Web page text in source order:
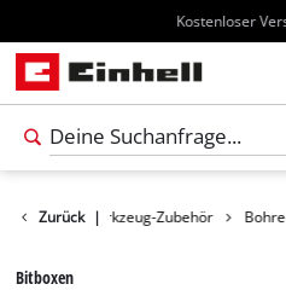
Kostenloser
Zurück |
Werkzeug-Zubehör
Bitboxen